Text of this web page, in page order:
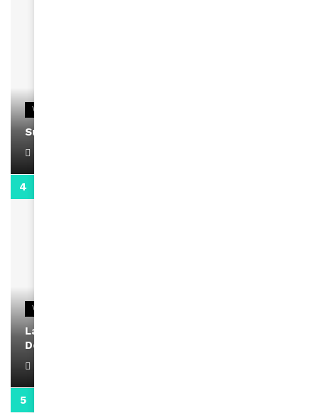
VIDEOS
Support Black Business Wee-kend
VIDEOS
La rubrique santé speciale coronavirus du
Docteur Makanda